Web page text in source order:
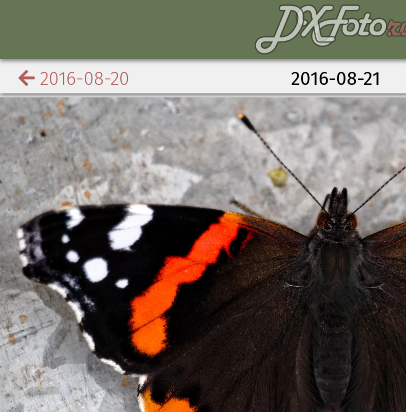
2016-08-20 2016-08-21